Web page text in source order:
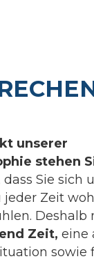
unserer
stehen
Sie sich
jeder Zeit
Deshalb
Zeit, eine
sowie